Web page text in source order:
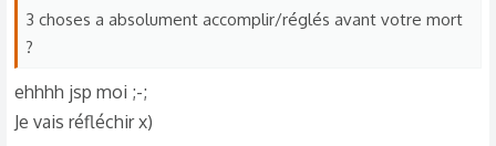
3 choses a absolument accomplir/réglés avant votre mort
?
ehhhh jsp moi ;-;
Je vais réfléchir x)